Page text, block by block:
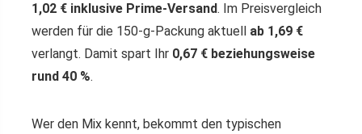
1,02 € inklusive Prime-Versand. Im Preisvergleich
werden für die 150-g-Packung aktuell ab 1,69 €
verlangt. Damit spart Ihr 0,67 € beziehungsweise
rund 40 %.
Wer den Mix kennt, bekommt den typischen